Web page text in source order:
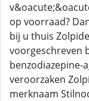
op voorraad?
bij u thuis
voorgeschreven
benzodiazepine-
veroorzaken
merknaam